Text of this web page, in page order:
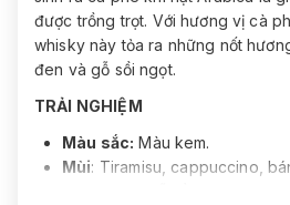
được trồng trọt. Với hương vị cà
whisky này tỏa ra những nốt
đen và gỗ sồi ngọt.
TRẢI NGHIỆM
Màu sắc: Màu kem.
Mùi: Tiramisu, cappuccino,